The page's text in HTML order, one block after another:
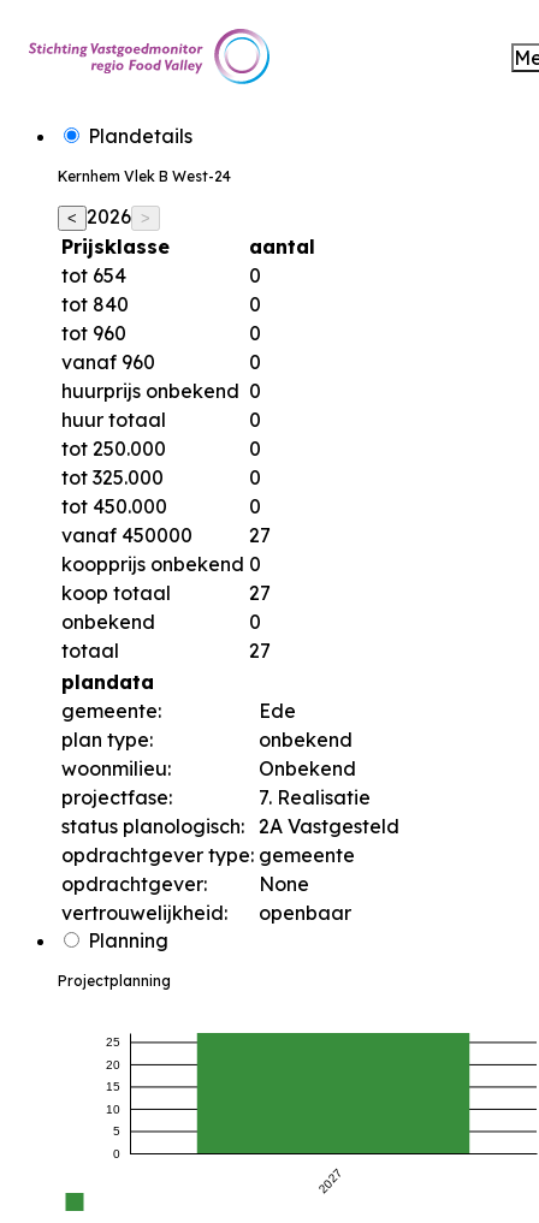
Plandetails
Kernhem Vlek B West-24
< 2026 >
Prijsklasse
aantal
tot 654
0
tot 840
0
tot 960
0
vanaf 960
0
huurprijs onbekend 0
huur totaal
0
tot 250.000
0
tot 325.000
0
tot 450.000
0
vanaf 450000
27
koopprijs onbekend 0
koop totaal
27
onbekend
0
totaal
27
plandata
gemeente:
Ede
plan type:
onbekend
woonmilieu:
Onbekend
projectfase:
7. Realisatie
status planologisch: 2A Vastgesteld
opdrachtgever type: gemeente
opdrachtgever:
None
vertrouwelijkheid:
openbaar
Planning
Projectplanning
0
5
10
15
20
25
2027